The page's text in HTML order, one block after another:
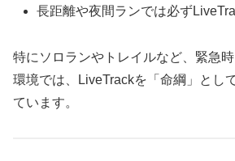
長距離や夜間ランでは必ず
特にソロランやトレイルなど、緊急
環境では、LiveTrackを「命綱」とし
ています。